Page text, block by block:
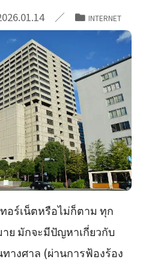
INTERNET
อร์เน็ตหรือไม่ก็ตาม ทุก
ย มักจะมีปัญหาเกี่ยวกับ
างศาล (ผ่านการฟ้องร้อง